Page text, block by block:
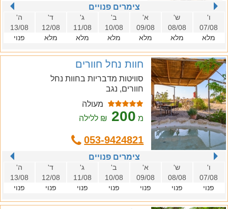
צימרים פנויים
ו'
07/08
מלא
ש'
08/08
מלא
א'
09/08
מלא
ב'
10/08
מלא
ג'
11/08
מלא
ד'
12/08
מלא
ה'
13/08
פנוי
חוות נחל חוורים
סוויטות מדבריות בחוות נחל
חוורים, נגב
מעולה
מ 200 ₪ ללילה
053-9424821
צימרים פנויים
ו'
07/08
פנוי
ש'
08/08
פנוי
א'
09/08
פנוי
ב'
10/08
פנוי
ג'
11/08
פנוי
ד'
12/08
פנוי
ה'
13/08
פנוי